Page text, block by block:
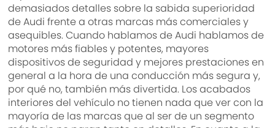
demasiados detalles sobre la sabida superioridad
de Audi frente a otras marcas más comerciales y
asequibles. Cuando hablamos de Audi hablamos de
motores más fiables y potentes, mayores
dispositivos de seguridad y mejores prestaciones en
general a la hora de una conducción más segura y,
por qué no, también más divertida. Los acabados
interiores del vehículo no tienen nada que ver con la
mayoría de las marcas que al ser de un segmento